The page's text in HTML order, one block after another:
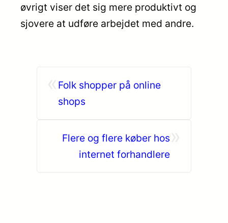
øvrigt viser det sig mere produktivt og
sjovere at udføre arbejdet med andre.
Folk shopper på online
shops
Flere og flere køber hos
internet forhandlere